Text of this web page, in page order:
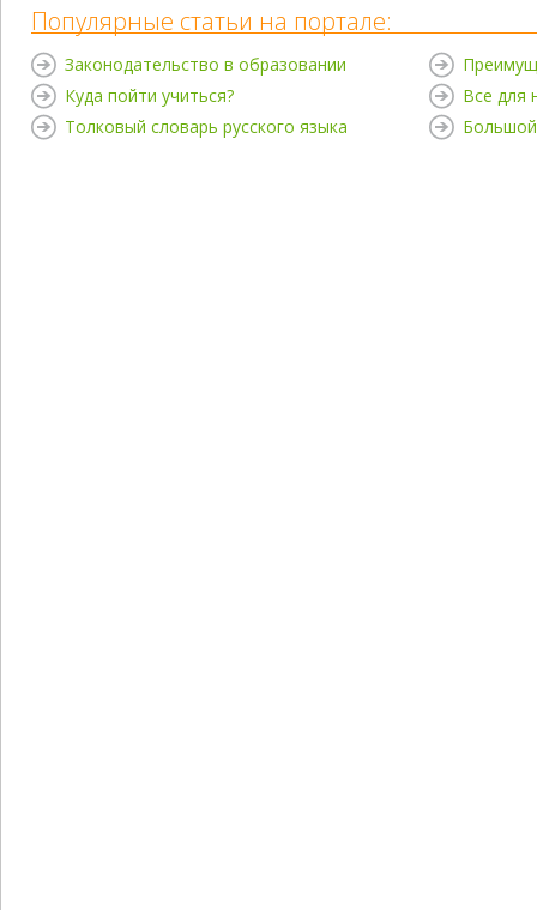
Популярные статьи на портале:
Законодательство в образовании
Куда пойти учиться?
Толковый словарь русского языка
Все для
Большой